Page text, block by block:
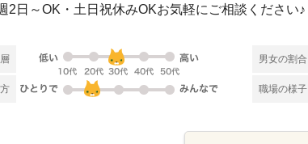
2日～OK・土日祝休みOKお気軽にご相談ください♪
男女の割合
職場の様子